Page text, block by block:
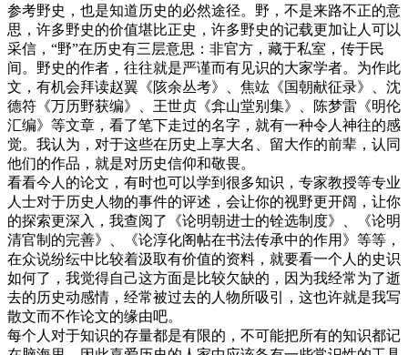
参考野史，也是知道历史的必然途径。野，不是来路不正的意
思，许多野史的价值堪比正史，许多野史的记载更加让人可以
采信，“野”在历史有三层意思：非官方，藏于私室，传于民
间。野史的作者，往往就是严谨而有见识的大家学者。为作此
文，有机会拜读赵翼《陔余丛考》、焦竑《国朝献征录》、沈
德符《万历野获编》、王世贞《弇山堂别集》、陈梦雷《明伦
汇编》等文章，看了笔下走过的名字，就有一种令人神往的感
觉。我认为，对于这些在历史上享大名、留大作的前辈，认同
他们的作品，就是对历史信仰和敬畏。
看看今人的论文，有时也可以学到很多知识，专家教授等专业
人士对于历史人物的事件的评述，会让你的视野更开阔，让你
的探索更深入，我查阅了《论明朝进士的铨选制度》、《论明
清官制的完善》、《论淳化阁帖在书法传承中的作用》等等，
在众说纷纭中比较着汲取有价值的资料，就要看一个人的史识
如何了，我觉得自己这方面是比较欠缺的，因为我经常为了逝
去的历史动感情，经常被过去的人物所吸引，这也许就是我写
散文而不作论文的缘由吧。
每个人对于知识的存量都是有限的，不可能把所有的知识都记